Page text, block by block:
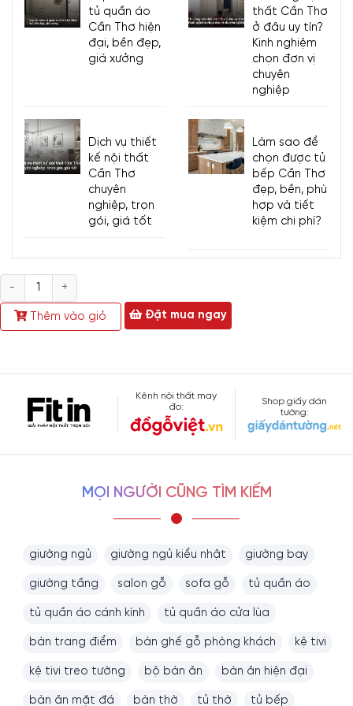
Cửa Mở 1m2x2m Gỗ MDF Màu Sọc Vàng Cánh Trắng
Thông tin chi tiết tủ 3 cánh:
Loại gỗ: Gỗ MDF
Phủ Melamine
Màu sắc:
MàuNâu + Trắng
Chất lượng rất tốt, trung bình 5-10 năm
tủ quần áo
Cần Thơ hiện
đại, bền đẹp,
giá xưởng
thất Cần Thơ
ở đâu uy tín?
Kinh nghiệm
chọn đơn vị
chuyên
nghiệp
Dịch vụ thiết
kế nội thất
Cần Thơ
chuyên
nghiệp, trọn
gói, giá tốt
Làm sao để
chọn được tủ
bếp Cần Thơ
đẹp, bền, phù
hợp và tiết
kiệm chi phí?
Số
lượng
Thêm vào giỏ
Đặt mua ngay
Kênh nội thất may
đo:
Shop giấy dán
tường:
MỌI NGƯỜI CŨNG TÌM KIẾM
giường ngủ giường ngủ kiểu nhật giường bay
giường tầng salon gỗ sofa gỗ tủ quần áo
tủ quần áo cánh kính tủ quần áo cửa lùa
bàn trang điểm bàn ghế gỗ phòng khách kệ tivi
kệ tivi treo tường bộ bàn ăn bàn ăn hiện đại
bàn ăn mặt đá bàn thờ tủ thờ tủ bếp